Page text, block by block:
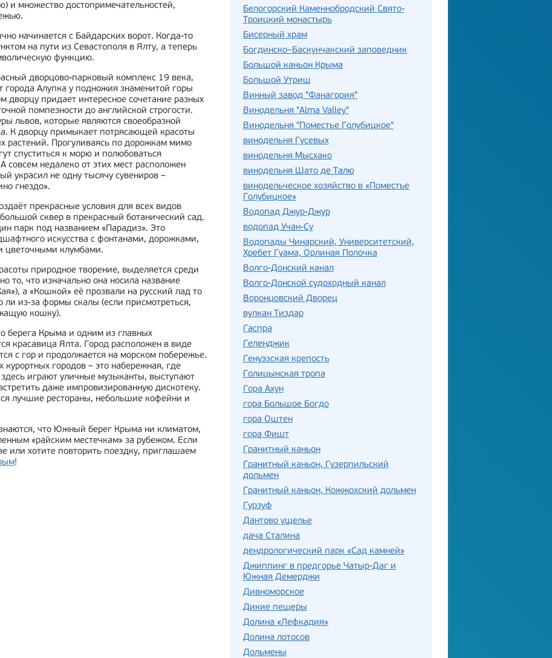
и множество достопримечательностей,
начинается с Байдарских ворот. Когда-то
на пути из Севастополя в Ялту, а теперь
функцию.
дворцово-парковый комплекс 19 века,
города Алупка у подножия знаменитой горы
придает интересное сочетание разных
помпезности до английской строгости.
львов, которые являются своеобразной
К дворцу примыкает потрясающей красоты
растений. Прогуливаясь по дорожкам мимо
спуститься к морю и полюбоваться
совсем недалеко от этих мест расположен
украсил не одну тысячу сувениров –
гнездо».
прекрасные условия для всех видов
сквер в прекрасный ботанический сад.
парк под названием «Парадиз». Это
искусства с фонтанами, дорожками,
цветочными клумбами.
природное творение, выделяется среди
то, что изначально она носила название
а «Кошкой» её прозвали на русский лад то
ли из-за формы скалы (если присмотреться,
кошку).
берега Крыма и одним из главных
красавица Ялта. Город расположен в виде
с гор и продолжается на морском побережье.
городов – это набережная, где
играют уличные музыканты, выступают
даже импровизированную дискотеку.
лучшие рестораны, небольшие кофейни и
что Южный берег Крыма ни климатом,
«райским местечкам» за рубежом. Если
или хотите повторить поездку, приглашаем
!
Белогорский Каменнобродский Свято-
Троицкий монастырь
Бисерный храм
Богдинско–Баскунчакский заповедник
Большой каньон Крыма
Большой Утриш
Винный завод "Фанагория"
Винодельня "Alma Valley"
Винодельня "Поместье Голубицкое"
винодельня Гусевых
винодельня Мысхако
винодельня Шато де Талю
винодельческое хозяйство в «Поместье
Голубицкое»
Водопад Джур-Джур
водопад Учан-Су
Водопады Чинарский, Университетский,
Хребет Гуама, Орлиная Полочка
Волго-Донский канал
Волго-Донской судоходный канал
Воронцовский Дворец
вулкан Тиздар
Гаспра
Геленджик
Генуэзская крепость
Голицынская тропа
Гора Ахун
гора Большое Богдо
гора Оштен
гора Фишт
Гранитный каньон
Гранитный каньон, Гузерпильский
дольмен
Гранитный каньон, Кожжохский дольмен
Гурзуф
Дантово ущелье
дача Сталина
дендрологический парк «Сад камней»
Джиппинг в предгорье Чатыр-Даг и
Южная Демерджи
Дивноморское
Дикие пещеры
Долина «Лефкадия»
Долина лотосов
Дольмены